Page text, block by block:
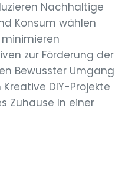
Nachhaltige
Konsum wählen
zur Förderung der
Bewusster Umgang
DIY-Projekte
Zuhause In einer